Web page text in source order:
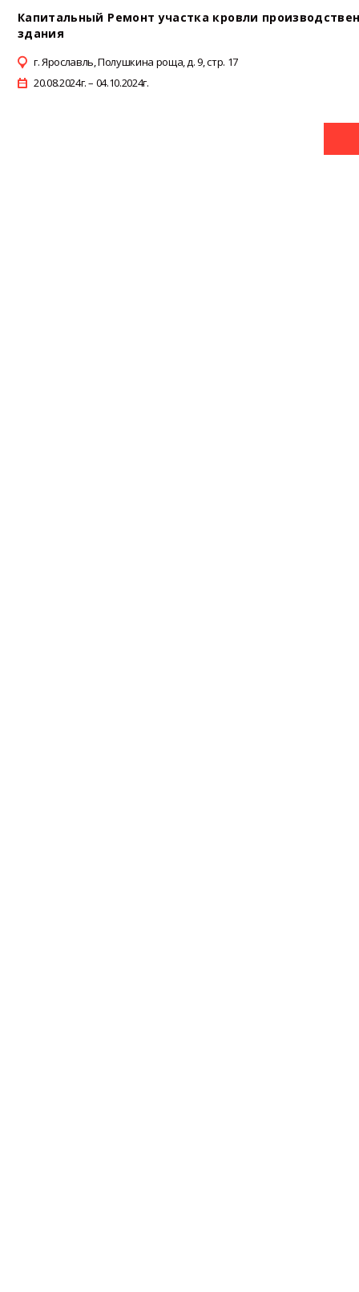
Капитальный Ремонт участка кровли
здания
г. Ярославль, Полушкина роща, д. 9, стр. 17
20.08.2024г. – 04.10.2024г.